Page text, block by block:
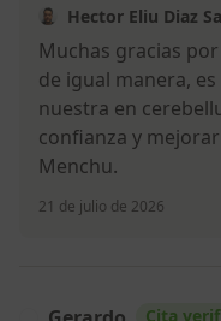
Hector Eliu Diaz
Muchas gracias
de igual manera,
nuestra en
confianza y
Menchu.
21 de julio de 2026
Cita